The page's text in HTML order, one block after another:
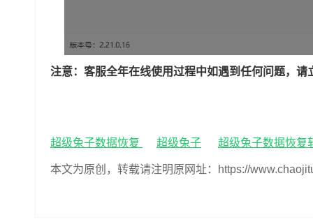
注意：客服全年在线使用过程中如遇到任何问题，
超级兔子数据恢复 超级兔子 超级兔子数据恢复
本文为原创，转载请注明原网址：https://